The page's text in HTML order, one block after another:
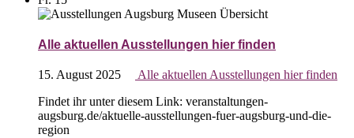
Alle aktuellen Ausstellungen hier finden
15. August 2025
Alle aktuellen Ausstellungen hier finden
Findet ihr unter diesem Link: veranstaltungen-
augsburg.de/aktuelle-ausstellungen-fuer-augsburg-und-die-
region